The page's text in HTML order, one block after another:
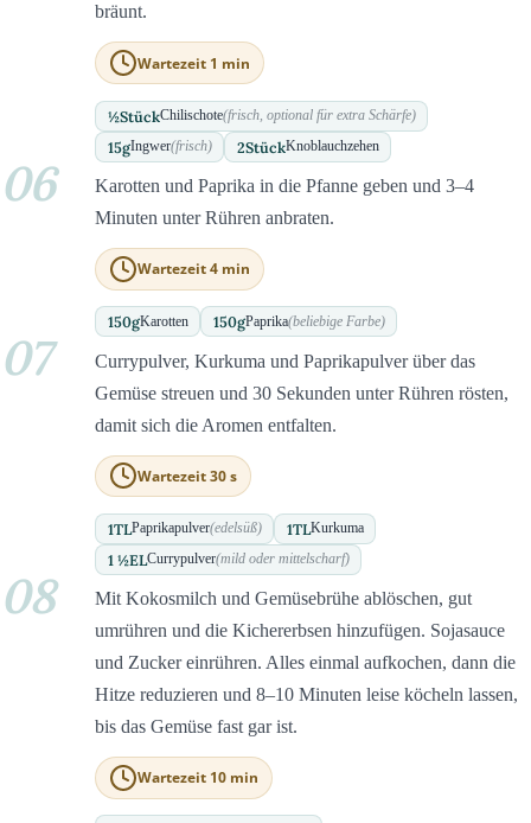
bräunt.
Wartezeit 1 min
½StückChilischote(frisch, optional für extra Schärfe)
15gIngwer(frisch) 2StückKnoblauchzehen
06
Karotten und Paprika in die Pfanne geben und 3–4
Minuten unter Rühren anbraten.
Wartezeit 4 min
150gKarotten 150gPaprika(beliebige Farbe)
07
Currypulver, Kurkuma und Paprikapulver über das
Gemüse streuen und 30 Sekunden unter Rühren rösten,
damit sich die Aromen entfalten.
Wartezeit 30 s
1TLPaprikapulver(edelsüß) 1TLKurkuma
1 ½ELCurrypulver(mild oder mittelscharf)
08
Mit Kokosmilch und Gemüsebrühe ablöschen, gut
umrühren und die Kichererbsen hinzufügen. Sojasauce
und Zucker einrühren. Alles einmal aufkochen, dann die
Hitze reduzieren und 8–10 Minuten leise köcheln lassen,
bis das Gemüse fast gar ist.
Wartezeit 10 min